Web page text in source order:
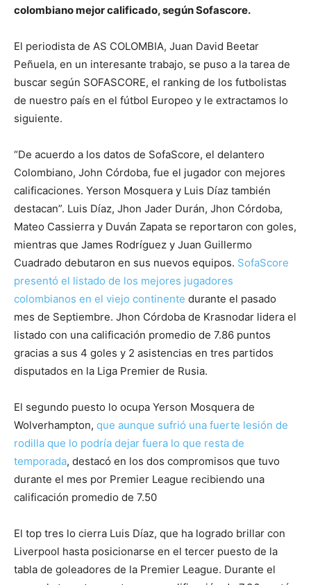
colombiano mejor calificado, según Sofascore.
El periodista de AS COLOMBIA, Juan David Beetar
Peñuela, en un interesante trabajo, se puso a la tarea de
buscar según SOFASCORE, el ranking de los futbolistas
de nuestro país en el fútbol Europeo y le extractamos lo
siguiente.
“De acuerdo a los datos de SofaScore, el delantero
Colombiano, John Córdoba, fue el jugador con mejores
calificaciones. Yerson Mosquera y Luis Díaz también
destacan”. Luis Díaz, Jhon Jader Durán, Jhon Córdoba,
Mateo Cassierra y Duván Zapata se reportaron con goles,
mientras que James Rodríguez y Juan Guillermo
Cuadrado debutaron en sus nuevos equipos. SofaScore
presentó el listado de los mejores jugadores
colombianos en el viejo continente durante el pasado
mes de Septiembre. Jhon Córdoba de Krasnodar lidera el
listado con una calificación promedio de 7.86 puntos
gracias a sus 4 goles y 2 asistencias en tres partidos
disputados en la Liga Premier de Rusia.
El segundo puesto lo ocupa Yerson Mosquera de
Wolverhampton, que aunque sufrió una fuerte lesión de
rodilla que lo podría dejar fuera lo que resta de
temporada, destacó en los dos compromisos que tuvo
durante el mes por Premier League recibiendo una
calificación promedio de 7.50
El top tres lo cierra Luis Díaz, que ha logrado brillar con
Liverpool hasta posicionarse en el tercer puesto de la
tabla de goleadores de la Premier League. Durante el